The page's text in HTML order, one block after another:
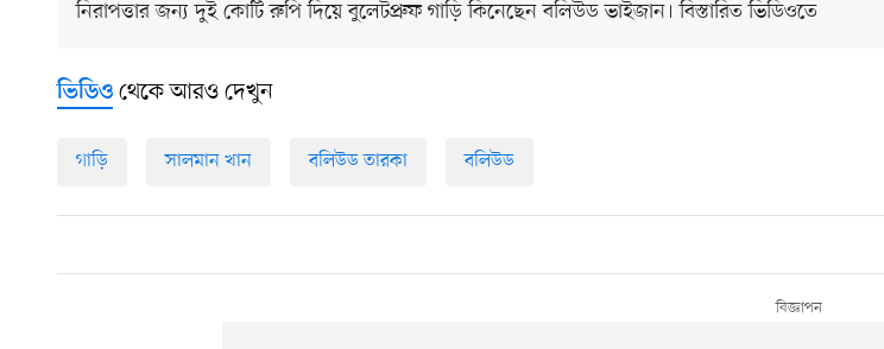
নিরাপত্তার জন্য দুই কোটি রুপি দিয়ে বুলেটপ্রুফ গাড়ি কিনেছেন বলিউড ভাইজান। বিস্তারিত ভিডিওতে
ভিডিও থেকে আরও দেখুন
গাড়ি সালমান খান বলিউড তারকা বলিউড